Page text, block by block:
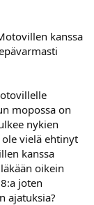
kanssa
mopossa on
nykien
vielä ehtinyt
kanssa
oikein
joten
ajatuksia?